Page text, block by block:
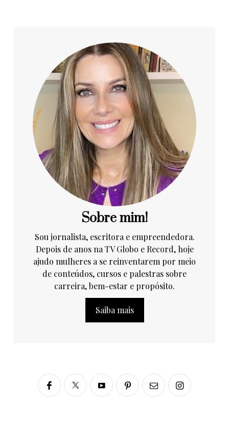
Sobre mim!
Sou jornalista, escritora e empreendedora.
Depois de anos na TV Globo e Record, hoje
ajudo mulheres a se reinventarem por meio
de conteúdos, cursos e palestras sobre
carreira, bem-estar e propósito.
Saiba mais